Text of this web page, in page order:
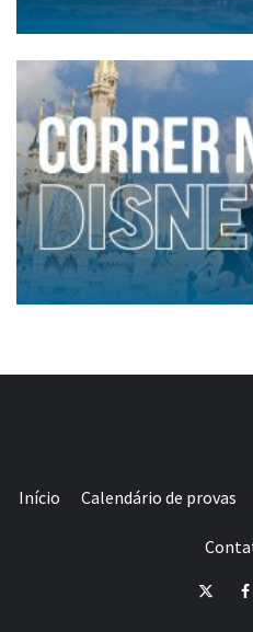
Início Calendário de provas
Twitter